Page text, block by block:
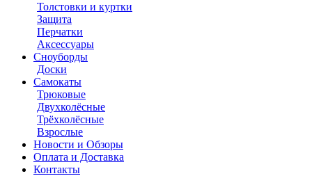
Толстовки и куртки
Защита
Перчатки
Аксессуары
Сноуборды
Доски
Самокаты
Трюковые
Двухколёсные
Трёхколёсные
Взрослые
Новости и Обзоры
Оплата и Доставка
Контакты